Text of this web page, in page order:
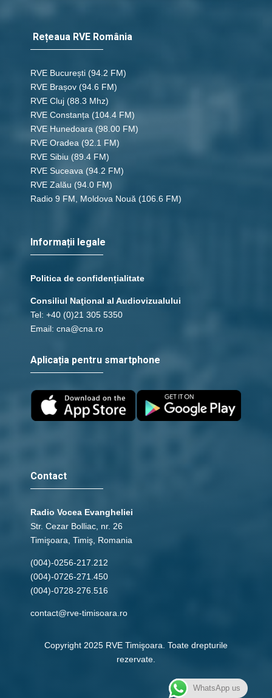
Rețeaua RVE România
RVE București (94.2 FM)
RVE Brașov (94.6 FM)
RVE Cluj (88.3 Mhz)
RVE Constanța (104.4 FM)
RVE Hunedoara (98.00 FM)
RVE Oradea (92.1 FM)
RVE Sibiu (89.4 FM)
RVE Suceava (94.2 FM)
RVE Zalău (94.0 FM)
Radio 9 FM, Moldova Nouă (106.6 FM)
Informații legale
Politica de confidențialitate
Consiliul Naţional al Audiovizualului
Tel: +40 (0)21 305 5350
Email: cna@cna.ro
Aplicația pentru smartphone
Contact
Radio Vocea Evangheliei
Str. Cezar Bolliac, nr. 26
Timişoara, Timiş, Romania
(004)-0256-217.212
(004)-0726-271.450
(004)-0728-276.516
contact@rve-timisoara.ro
Copyright 2025 RVE Timişoara. Toate drepturile
rezervate.
WhatsApp us